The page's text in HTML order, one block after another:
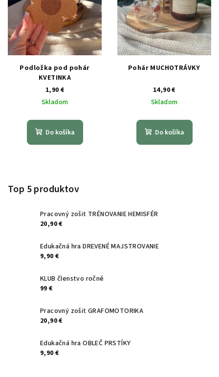
Podložka pod pohár
KVETINKA
1,90 €
Skladom
Do košíka
Pohár MUCHOTRÁVKY
14,90 €
Skladom
Do košíka
Top 5 produktov
Pracovný zošit TRÉNOVANIE HEMISFÉR
20,90 €
Edukačná hra DREVENÉ MAJSTROVANIE
9,90 €
KLUB členstvo ročné
99 €
Pracovný zošit GRAFOMOTORIKA
20,90 €
Edukačná hra OBLEČ PRSTÍKY
9,90 €